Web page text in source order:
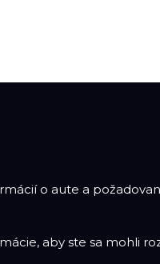
o aute a
aby ste sa mohli